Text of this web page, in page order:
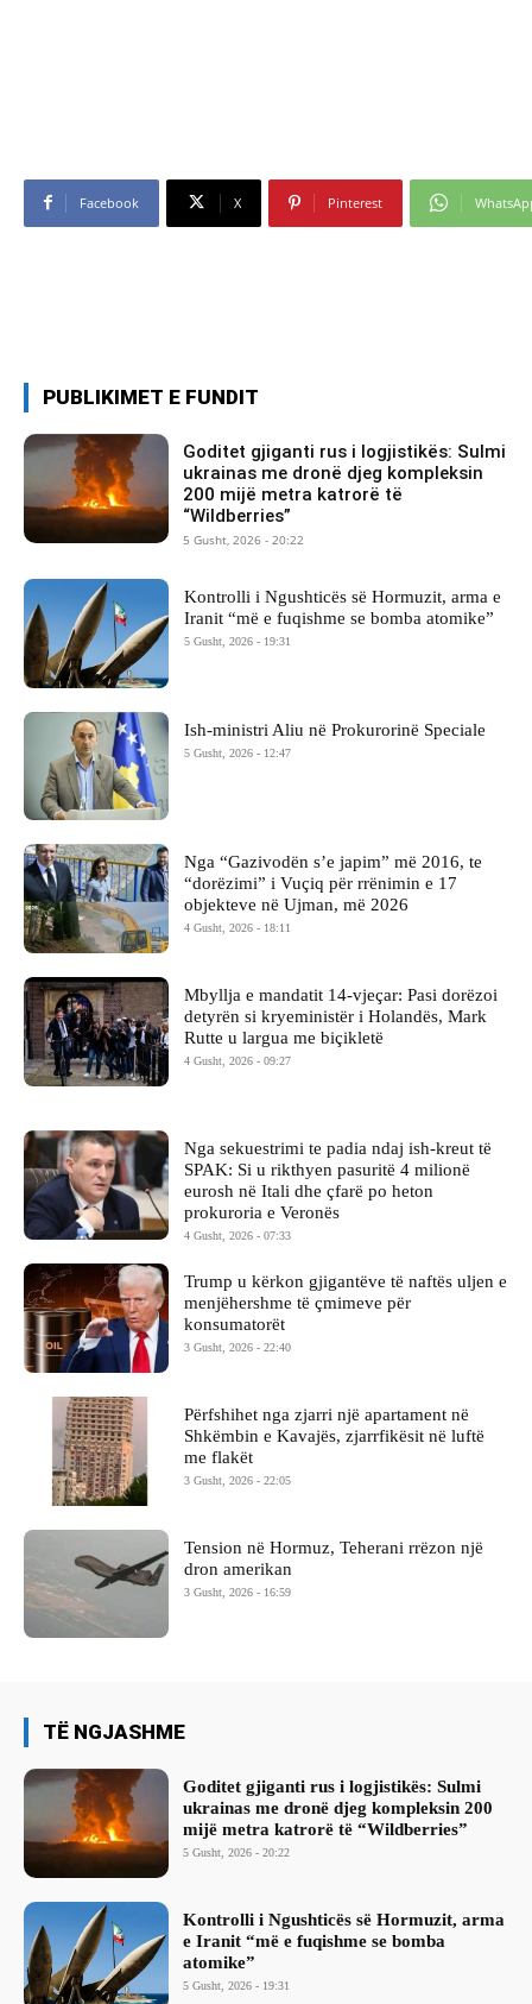
Facebook X Pinterest
PUBLIKIMET E FUNDIT
Goditet gjiganti rus i logjistikës: Sulmi
ukrainas me dronë djeg kompleksin
200 mijë metra katrorë të
“Wildberries”
5 Gusht, 2026 - 20:22
Kontrolli i Ngushticës së Hormuzit, arma e
Iranit “më e fuqishme se bomba atomike”
5 Gusht, 2026 - 19:31
Ish-ministri ​Aliu në Prokurorinë Speciale
5 Gusht, 2026 - 12:47
Nga “Gazivodën s’e japim” më 2016, te
“dorëzimi” i Vuçiq për rrënimin e 17
objekteve në Ujman, më 2026
4 Gusht, 2026 - 18:11
Mbyllja e mandatit 14-vjeçar: Pasi dorëzoi
detyrën si kryeministër i Holandës, Mark
Rutte u largua me biçikletë
4 Gusht, 2026 - 09:27
Nga sekuestrimi te padia ndaj ish-kreut të
SPAK: Si u rikthyen pasuritë 4 milionë
eurosh në Itali dhe çfarë po heton
prokuroria e Veronës
4 Gusht, 2026 - 07:33
Trump u kërkon gjigantëve të naftës uljen e
menjëhershme të çmimeve për
konsumatorët
3 Gusht, 2026 - 22:40
Përfshihet nga zjarri një apartament në
Shkëmbin e Kavajës, zjarrfikësit në luftë
me flakët
3 Gusht, 2026 - 22:05
Tension në Hormuz, Teherani rrëzon një
dron amerikan
3 Gusht, 2026 - 16:59
TË NGJASHME
Goditet gjiganti rus i logjistikës: Sulmi
ukrainas me dronë djeg kompleksin 200
mijë metra katrorë të “Wildberries”
5 Gusht, 2026 - 20:22
Kontrolli i Ngushticës së Hormuzit, arma
e Iranit “më e fuqishme se bomba
atomike”
5 Gusht, 2026 - 19:31